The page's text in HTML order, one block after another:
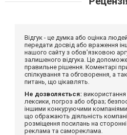
Відгук - це думка або оцінка
передати досвід або враження
нашого сайту з обов'язковою
залишеного відгука. Це
правильне рішення. Коментарі
спілкування та обговорення, а
питань, що цікавлять.
Не дозволяється:
лексики, погроз або образ;
іншими конкуруючими компаніями;
що ображають діяльність компанії
розміщення посилань на сторонні
реклама та самореклама.